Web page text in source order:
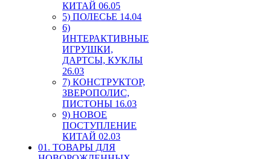
КИТАЙ 06.05
5) ПОЛЕСЬЕ 14.04
6)
ИНТЕРАКТИВНЫЕ
ИГРУШКИ,
ДАРТСЫ, КУКЛЫ
26.03
7) КОНСТРУКТОР,
ЗВЕРОПОЛИС,
ПИСТОНЫ 16.03
9) НОВОЕ
ПОСТУПЛЕНИЕ
КИТАЙ 02.03
01. ТОВАРЫ ДЛЯ